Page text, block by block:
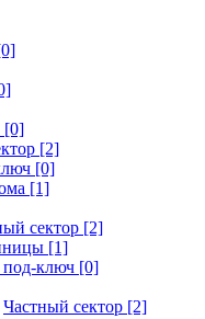
[0]
[2]
[0]
[1]
сектор [2]
[1]
ключ [0]
Частный сектор [2]